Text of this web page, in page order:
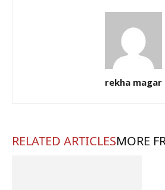
rekha magar
RELATED ARTICLESMORE